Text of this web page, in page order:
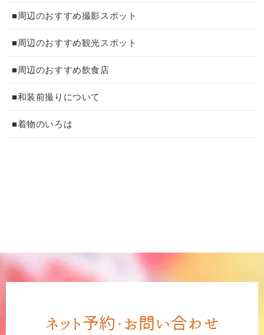
■周辺のおすすめ撮影スポット
■周辺のおすすめ観光スポット
■周辺のおすすめ飲食店
■和装前撮りについて
■着物のいろは
ネット予約・お問い合わせ